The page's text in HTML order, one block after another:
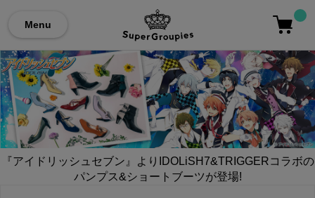
Menu
『アイドリッシュセブン』よりIDOLiSH7&TRIGGERコラボの
パンプス&ショートブーツが登場!